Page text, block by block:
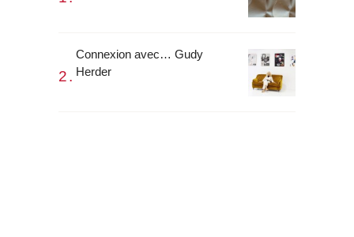
Connexion avec… Gudy
Herder